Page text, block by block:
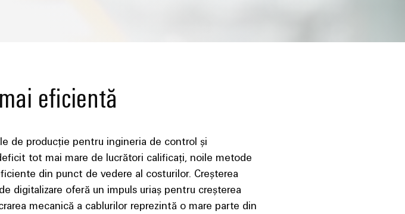
eficientă
de producție pentru ingineria de control și
tot mai mare de lucrători calificați, noile metode
din punct de vedere al costurilor. Creșterea
digitalizare oferă un impuls uriaș pentru creșterea
mecanică a cablurilor reprezintă o mare parte din